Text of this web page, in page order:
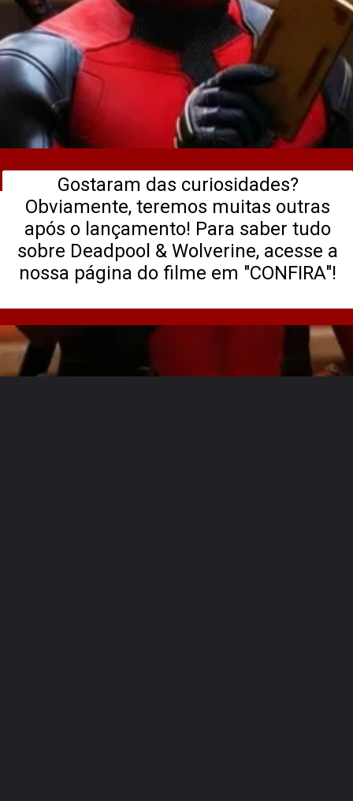
Gostaram das curiosidades?
Obviamente, teremos muitas outras
após o lançamento! Para saber tudo
sobre Deadpool & Wolverine, acesse a
nossa página do filme em "CONFIRA"!